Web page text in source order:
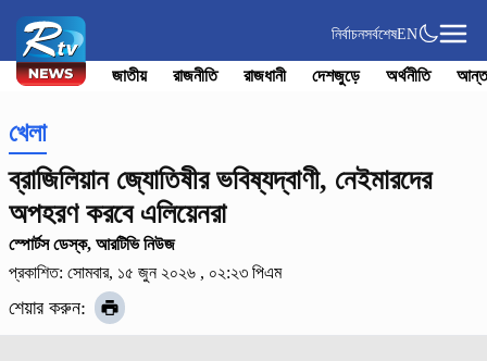
নির্বাচনসর্বশেষEN
জাতীয় রাজনীতি রাজধানী দেশজুড়ে অর্থনীতি
খেলা
ব্রাজিলিয়ান জ্যোতিষীর ভবিষ্যদ্বাণী, নেইমারদের
অপহরণ করবে এলিয়েনরা
স্পোর্টস ডেস্ক, আরটিভি নিউজ
প্রকাশিত: সোমবার, ১৫ জুন ২০২৬ , ০২:২৩ পিএম
শেয়ার করুন: